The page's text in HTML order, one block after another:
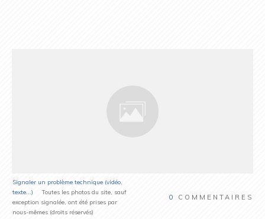
Signaler un problème technique (vidéo,
texte...)
Toutes les photos du site, sauf
exception signalée, ont été prises par
nous-mêmes (droits réservés)
0 COMMENTAIRES